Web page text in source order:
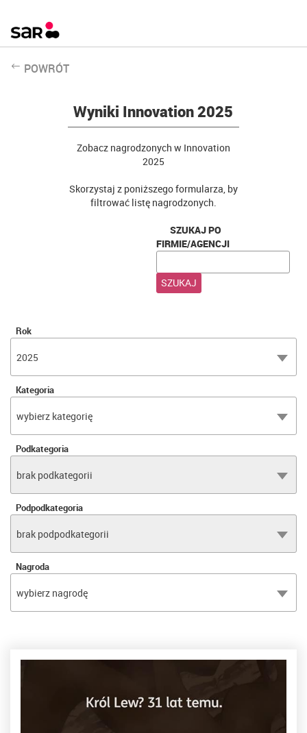
POWRÓT
Wyniki Innovation 2025
Zobacz nagrodzonych w Innovation
2025
Skorzystaj z poniższego formularza, by
filtrować listę nagrodzonych.
SZUKAJ PO
FIRMIE/AGENCJI
SZUKAJ
Rok
2025
Kategoria
wybierz kategorię
Podkategoria
brak podkategorii
Podpodkategoria
brak podpodkategorii
Nagroda
wybierz nagrodę